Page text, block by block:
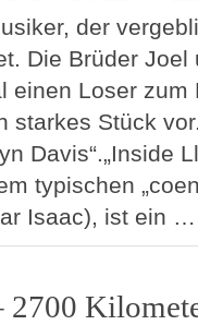
der
Die Brüder Joel
einen Loser zum
starkes Stück
Davis“.„Inside
typischen
Isaac), ist ein
2700